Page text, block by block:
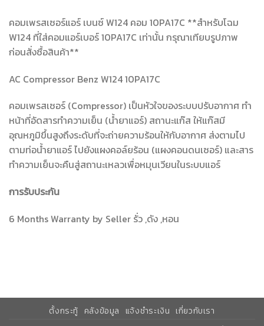
คอมเพรสเซอร์แอร์ เบนซ์ W124 คอม 10PA17C **สำหรับโฉม
W124 ที่ใส่คอมแอร์เบอร์ 10PA17C เท่านั้น กรุณาเทียบรูปภาพ
ก่อนสั่งซื้อสินค้า**
AC Compressor Benz W124 10PA17C
คอมเพรสเซอร์ (Compressor) เป็นหัวใจของระบบปรับอากาศ ทำ
หน้าที่อัดสารทำความเย็น (น้ำยาแอร์) สถานะแก๊ส ให้แก๊สมี
อุณหภูมิขึ้นสูงถึงระดับที่จะถ่ายความร้อนให้กับอากาศ ส่งตามไป
ตามท่อน้ำยาแอร์ ไปยังแผงคอล์ยร้อน (แผงคอนดนเซอร์) และสาร
ทำความเย็นจะคืนสู่สถานะเหลวเพื่อหมุนเวียนในระบบแอร์
การรับประกัน
6 Months Warranty by Seller รั่ว ,ดัง ,หอน
ตั้งกระทู้ คลังข้อมูล แจ้งชำระเงิน เกี่ยวกับเรา